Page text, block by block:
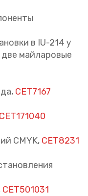
в IU-214 у
майларовые
CET7167
CET171040
CMYK, CET8231
CET501031